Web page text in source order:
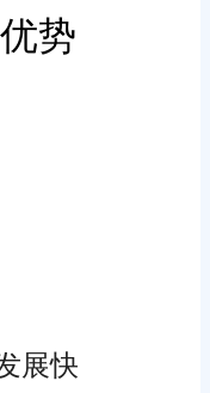
感。
端卡顿、
势
展快